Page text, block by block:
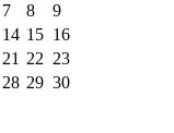
7 8
9
14 15 16
21 22 23
28 29 30